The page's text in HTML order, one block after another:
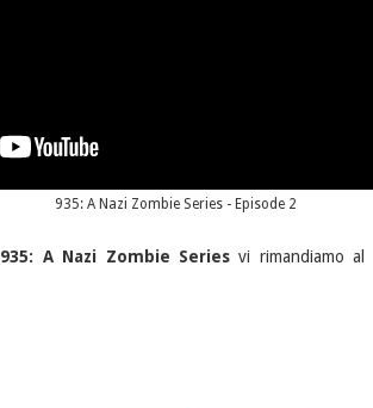
935: A Nazi Zombie Series - Episode 2
935: A Nazi Zombie Seriesvi rimandiamo al